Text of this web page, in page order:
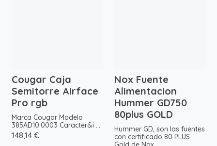
Cougar Caja
Semitorre Airface
Pro rgb
Marca Cougar Modelo
385AD10.0003 Caracter&i ...
148,14 €
Nox Fuente
Alimentacion
Hummer GD750
80plus GOLD
Hummer GD, son las fuentes
con certificado 80 PLUS